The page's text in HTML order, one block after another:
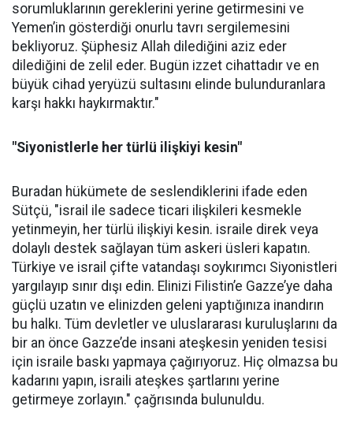
sorumluklarının gereklerini yerine getirmesini ve
Yemen’in gösterdiği onurlu tavrı sergilemesini
bekliyoruz. Şüphesiz Allah dilediğini aziz eder
dilediğini de zelil eder. Bugün izzet cihattadır ve en
büyük cihad yeryüzü sultasını elinde bulunduranlara
karşı hakkı haykırmaktır."
"Siyonistlerle her türlü ilişkiyi kesin"
Buradan hükümete de seslendiklerini ifade eden
Sütçü, "israil ile sadece ticari ilişkileri kesmekle
yetinmeyin, her türlü ilişkiyi kesin. israile direk veya
dolaylı destek sağlayan tüm askeri üsleri kapatın.
Türkiye ve israil çifte vatandaşı soykırımcı Siyonistleri
yargılayıp sınır dışı edin. Elinizi Filistin’e Gazze’ye daha
güçlü uzatın ve elinizden geleni yaptığınıza inandırın
bu halkı. Tüm devletler ve uluslararası kuruluşlarını da
bir an önce Gazze’de insani ateşkesin yeniden tesisi
için israile baskı yapmaya çağırıyoruz. Hiç olmazsa bu
kadarını yapın, israili ateşkes şartlarını yerine
getirmeye zorlayın." çağrısında bulunuldu.